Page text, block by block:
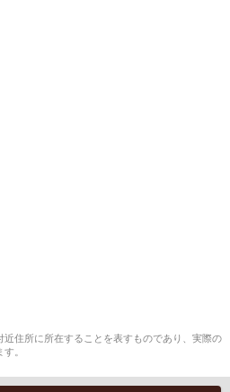
住所に所在することを表すものであり、実際の
。